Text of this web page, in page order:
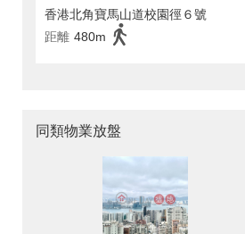
香港北角寶馬山道校園徑６號
距離 480m
同類物業放盤